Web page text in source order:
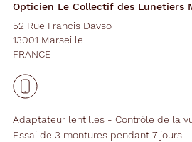
Opticien Le Collectif des Lunetiers
52 Rue Francis Davso
13001 Marseille
FRANCE
Adaptateur lentilles Contrôle de la
Essai de 3 montures pendant 7 jours